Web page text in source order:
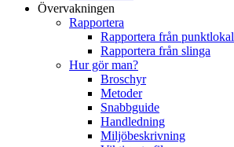
Övervakningen
Rapportera
Rapportera från punktlokal
Rapportera från slinga
Hur gör man?
Broschyr
Metoder
Snabbguide
Handledning
Miljöbeskrivning